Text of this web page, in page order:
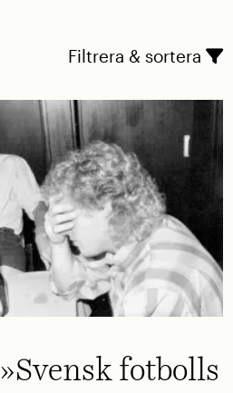
Filtrera & sortera
»Svensk fotbolls